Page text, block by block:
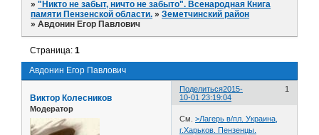
»"Никто не забыт, ничто не забыто". Всенародная Книга
памяти Пензенской области. »Земетчинский район
»Авдонин Егор Павлович
Авдонин Егор Павлович
Страница:1
Поделиться 1
2015-
10-01 23:19:04
Виктор Колесников
Модератор
См.>Лагерь в/пл. Украина,
г.Харьков. Пензенцы.